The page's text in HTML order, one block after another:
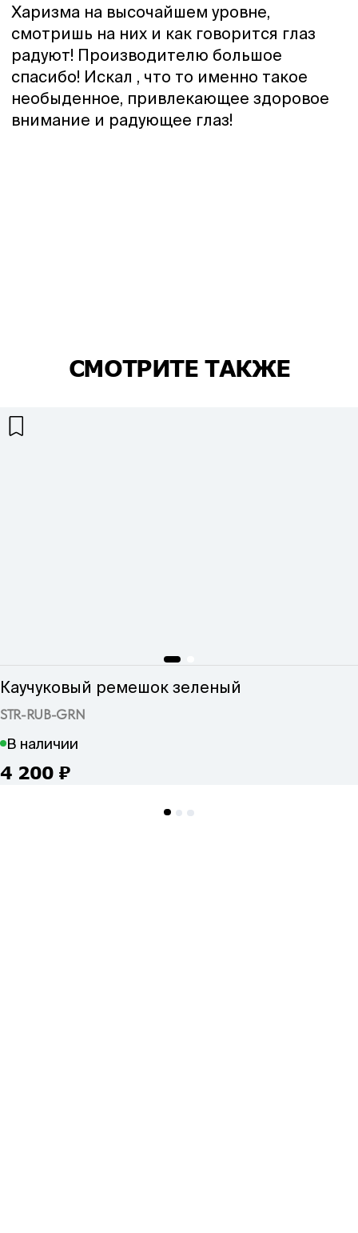
Харизма на высочайшем уровне,
смотришь на них и как говорится глаз
радуют! Производителю большое
спасибо! Искал , что то именно такое
необыденное, привлекающее здоровое
внимание и радующее глаз!
СМОТРИТЕ ТАКЖЕ
Каучуковый ремешок зеленый
STR-RUB-GRN
4 200 ₽
В наличии